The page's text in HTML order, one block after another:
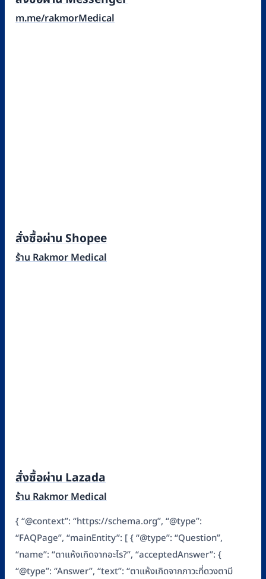
m.me/rakmorMedical
สั่งซื้อผ่าน Shopee
ร้าน Rakmor Medical
สั่งซื้อผ่าน Lazada
ร้าน Rakmor Medical
{ “@context”: “https://schema.org”, “@type”:
“FAQPage”, “mainEntity”: [ { “@type”: “Question”,
“name”: “ตาแห้งเกิดจากอะไร?”, “acceptedAnswer”: {
“@type”: “Answer”, “text”: “ตาแห้งเกิดจากภาวะที่ดวงตามี